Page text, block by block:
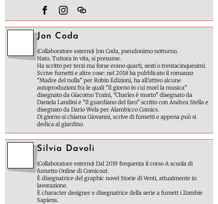
Jon Coda
(Collaboratore esterno) Jon Coda, pseudonimo notturno.
Nato. Tuttora in vita, si presume.
Ha scritto per terzi ma forse erano quarti, sesti o trentacinquesimi.
Scrive fumetti e altre cose: nel 2018 ha pubblicato il romanzo
"Madre del nulla" per Robin Edizioni, ha all'attivo alcune
autoproduzioni fra le quali "Il giorno in cui morì la musica"
disegnato da Giacomo Traini, "Charles è morto" disegnato da
Daniela Landini e "Il guardiano del faro" scritto con Andrea Stella e
disegnato da Dario Wela per Alambicco Comics.
Di giorno si chiama Giovanni, scrive di fumetti e appena può si
dedica al giardino.
Silvia Davoli
(Collaboratore esterno) Dal 2019 frequenta il corso A scuola di
fumetto Online di Comicout.
È disegnatrice del graphic novel Storie di Venti, attualmente in
lavorazione.
È character designer e disegnatrice della serie a fumett i Zombie
Sapiens.